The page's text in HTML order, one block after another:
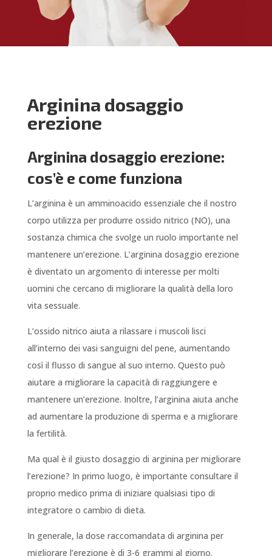
Arginina dosaggio
erezione
Arginina dosaggio erezione:
cos’è e come funziona
L’arginina è un amminoacido essenziale che il nostro
corpo utilizza per produrre ossido nitrico (NO), una
sostanza chimica che svolge un ruolo importante nel
mantenere un’erezione. L’arginina dosaggio erezione
è diventato un argomento di interesse per molti
uomini che cercano di migliorare la qualità della loro
vita sessuale.
L’ossido nitrico aiuta a rilassare i muscoli lisci
all’interno dei vasi sanguigni del pene, aumentando
così il flusso di sangue al suo interno. Questo può
aiutare a migliorare la capacità di raggiungere e
mantenere un’erezione. Inoltre, l’arginina aiuta anche
ad aumentare la produzione di sperma e a migliorare
la fertilità.
Ma qual è il giusto dosaggio di arginina per migliorare
l’erezione? In primo luogo, è importante consultare il
proprio medico prima di iniziare qualsiasi tipo di
integratore o cambio di dieta.
In generale, la dose raccomandata di arginina per
migliorare l’erezione è di 3-6 grammi al giorno.